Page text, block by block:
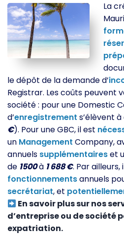
La
le dépôt de la demande d’
Registrar. Les coûts peuvent
société : pour une Domestic
d’enregistrement s’élèvent
€). Pour une GBC, il est
un Management Company,
annuels supplémentaireset
de 1500à 1 688 €. Par
fonctionnementsannuels
secrétariat, et
En savoir plus sur nos
d’entreprise ou de société
expatriation.